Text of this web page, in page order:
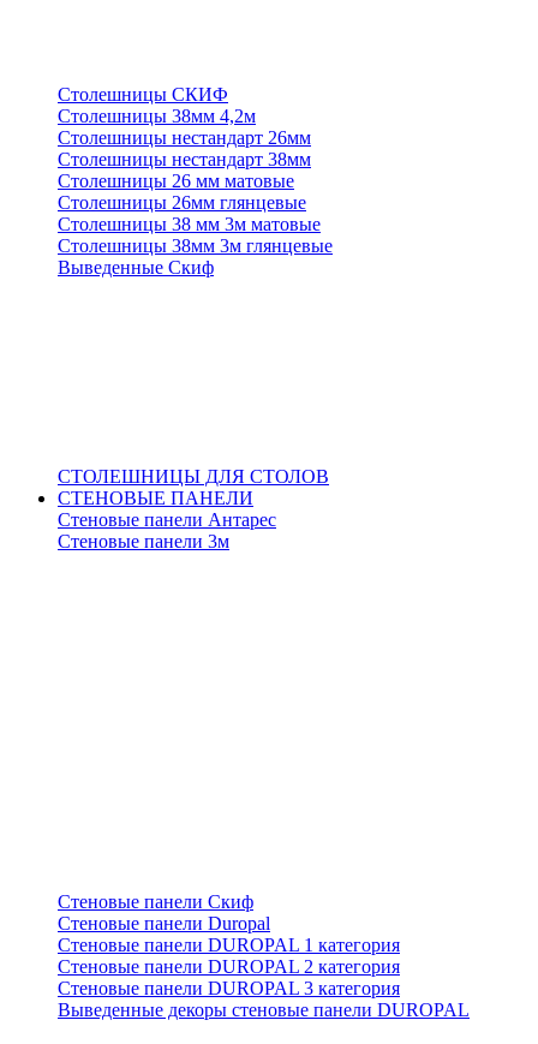
Столешницы СКИФ
Столешницы 38мм 4,2м
Столешницы нестандарт 26мм
Столешницы нестандарт 38мм
Столешницы 26 мм матовые
Столешницы 26мм глянцевые
Столешницы 38 мм 3м матовые
Столешницы 38мм 3м глянцевые
Выведенные Скиф
СТОЛЕШНИЦЫ ДЛЯ СТОЛОВ
СТЕНОВЫЕ ПАНЕЛИ
Стеновые панели Антарес
Стеновые панели 3м
Стеновые панели Скиф
Стеновые панели Duropal
Стеновые панели DUROPAL 1 категория
Стеновые панели DUROPAL 2 категория
Стеновые панели DUROPAL 3 категория
Выведенные декоры стеновые панели DUROPAL